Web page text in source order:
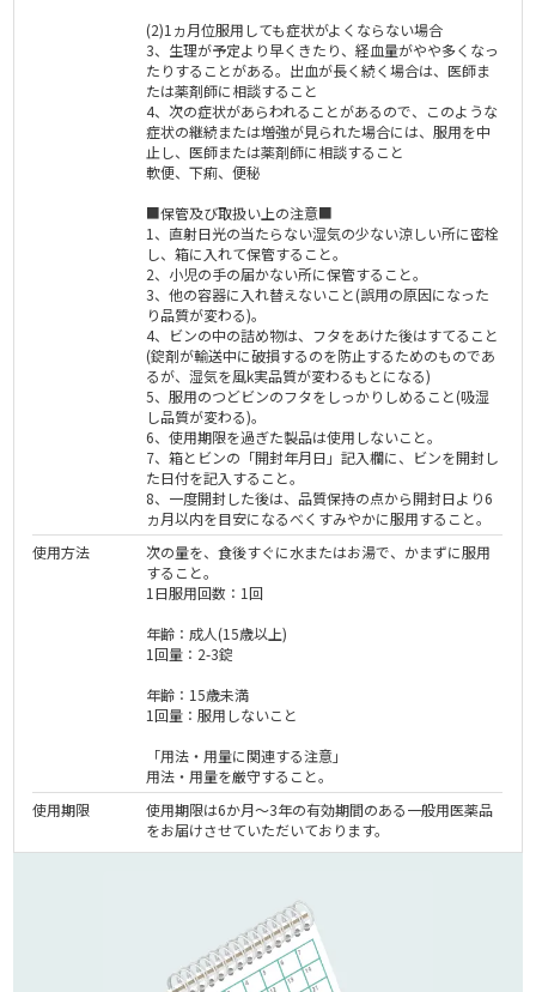
(2)1ヵ月位服用しても症状がよくならない場合
3、生理が予定より早くきたり、経血量がやや多くなっ
たりすることがある。出血が長く続く場合は、医師ま
たは薬剤師に相談すること
4、次の症状があらわれることがあるので、このような
症状の継続または増強が見られた場合には、服用を中
止し、医師または薬剤師に相談すること
軟便、下痢、便秘
■保管及び取扱い上の注意■
1、直射日光の当たらない湿気の少ない涼しい所に密栓
し、箱に入れて保管すること。
2、小児の手の届かない所に保管すること。
3、他の容器に入れ替えないこと(誤用の原因になった
り品質が変わる)。
4、ビンの中の詰め物は、フタをあけた後はすてること
(錠剤が輸送中に破損するのを防止するためのものであ
るが、湿気を風k実品質が変わるもとになる)
5、服用のつどビンのフタをしっかりしめること(吸湿
し品質が変わる)。
6、使用期限を過ぎた製品は使用しないこと。
7、箱とビンの「開封年月日」記入欄に、ビンを開封し
た日付を記入すること。
8、一度開封した後は、品質保持の点から開封日より6
ヵ月以内を目安になるべくすみやかに服用すること。
使用方法
次の量を、食後すぐに水またはお湯で、かまずに服用
すること。
1日服用回数：1回
年齢：成人(15歳以上)
1回量：2-3錠
年齢：15歳未満
1回量：服用しないこと
「用法・用量に関連する注意」
用法・用量を厳守すること。
使用期限
使用期限は6か月～3年の有効期間のある一般用医薬品
をお届けさせていただいております。